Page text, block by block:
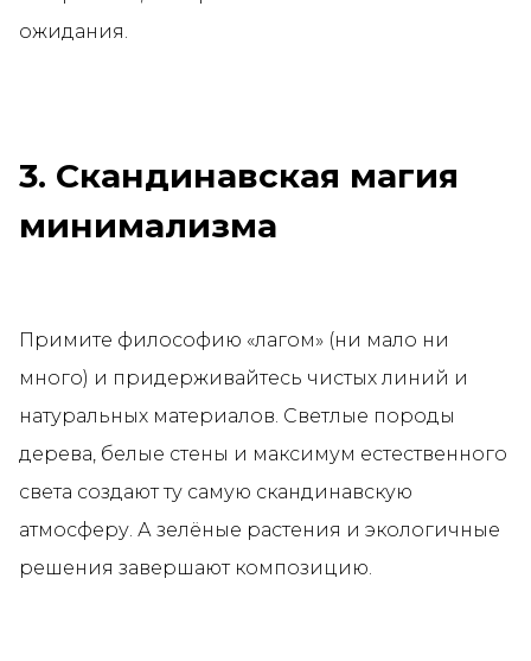
ожидания.
3. Скандинавская магия
минимализма
Примите философию «лагом» (ни мало ни
много) и придерживайтесь чистых линий и
натуральных материалов. Светлые породы
дерева, белые стены и максимум естественного
света создают ту самую скандинавскую
атмосферу. А зелёные растения и экологичные
решения завершают композицию.